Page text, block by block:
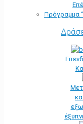
Πρόγραμμα